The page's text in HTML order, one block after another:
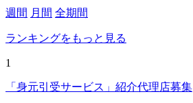
週間 月間 全期間
ランキングをもっと見る
1
「身元引受サービス」紹介代理店募集